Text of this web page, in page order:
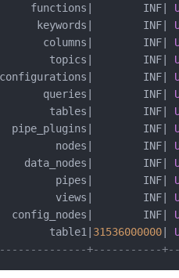
functions|        INF|
keywords|        INF|
columns|        INF|
topics|        INF|
INF|
queries|        INF|
tables|        INF|
pipe_plugins|        INF|
nodes|        INF|
data_nodes|        INF|
pipes|        INF|
views|        INF|
config_nodes|        INF|
table1| 31536000000|
+-----------